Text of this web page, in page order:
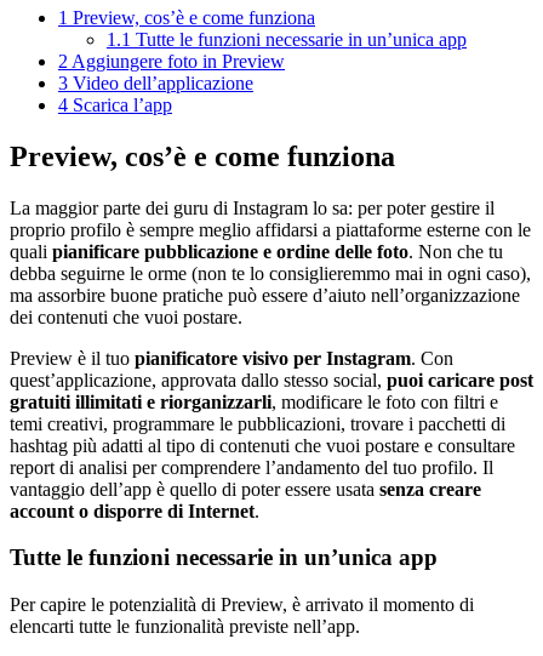
1 Preview, cos’è e come funziona
1.1 Tutte le funzioni necessarie in un’unica app
2 Aggiungere foto in Preview
3 Video dell’applicazione
4 Scarica l’app
Preview, cos’è e come funziona
La maggior parte dei guru di Instagram lo sa: per poter gestire il
proprio profilo è sempre meglio affidarsi a piattaforme esterne con le
quali pianificare pubblicazione e ordine delle foto. Non che tu
debba seguirne le orme (non te lo consiglieremmo mai in ogni caso),
ma assorbire buone pratiche può essere d’aiuto nell’organizzazione
dei contenuti che vuoi postare.
Preview è il tuo pianificatore visivo per Instagram. Con
quest’applicazione, approvata dallo stesso social, puoi caricare post
gratuiti illimitati e riorganizzarli, modificare le foto con filtri e
temi creativi, programmare le pubblicazioni, trovare i pacchetti di
hashtag più adatti al tipo di contenuti che vuoi postare e consultare
report di analisi per comprendere l’andamento del tuo profilo. Il
vantaggio dell’app è quello di poter essere usata senza creare
account o disporre di Internet.
Tutte le funzioni necessarie in un’unica app
Per capire le potenzialità di Preview, è arrivato il momento di
elencarti tutte le funzionalità previste nell’app.